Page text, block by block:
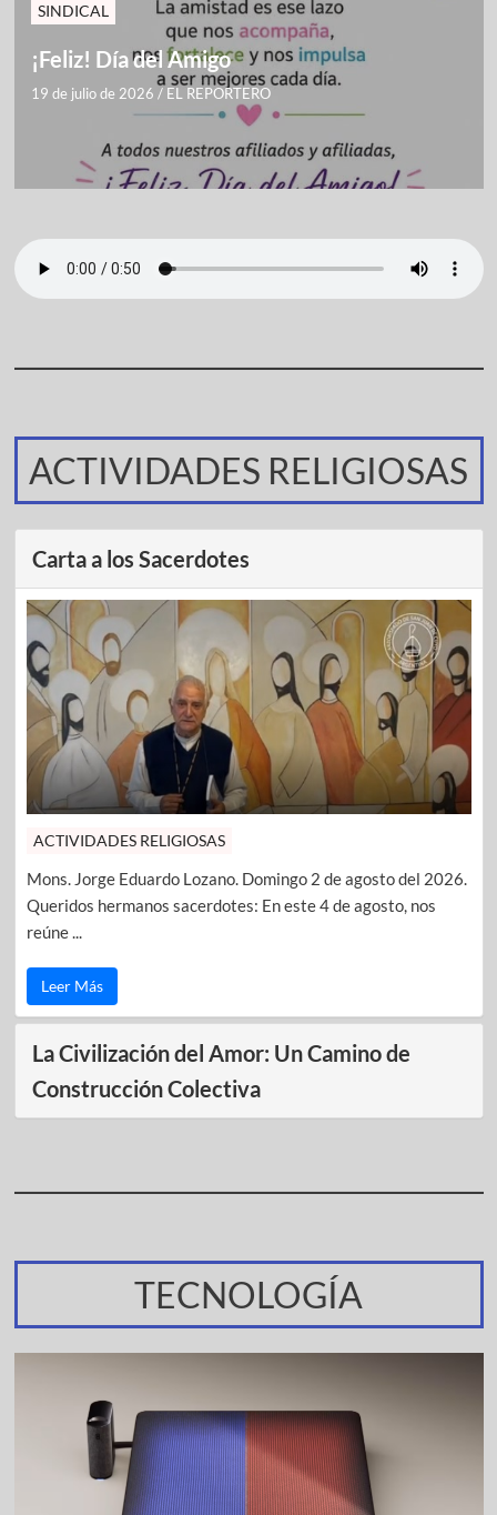
SINDICAL
¡Feliz! Día del Amigo
19 de julio de 2026 / EL REPORTERO
ACTIVIDADES RELIGIOSAS
Carta a los Sacerdotes
ACTIVIDADES RELIGIOSAS
Mons. Jorge Eduardo Lozano. Domingo 2 de agosto del 2026.
Queridos hermanos sacerdotes: En este 4 de agosto, nos
reúne ...
Leer Más
La Civilización del Amor: Un Camino de
Construcción Colectiva
TECNOLOGÍA